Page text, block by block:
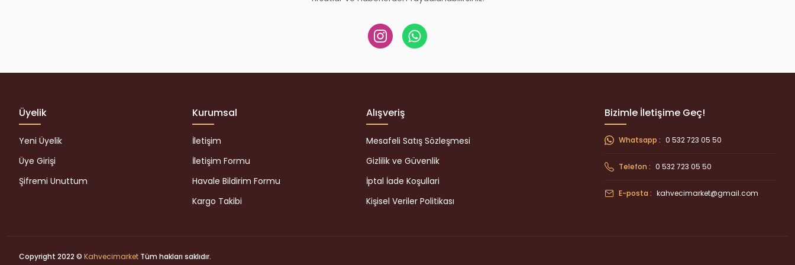
Üyelik
Yeni Üyelik
Üye Girişi
Şifremi Unuttum
Kurumsal
İletişim
İletişim Formu
Havale Bildirim Formu
Kargo Takibi
Alışveriş
Mesafeli Satış Sözleşmesi
Gizlilik ve Güvenlik
İptal İade Koşullari
Kişisel Veriler Politikası
Bizimle İletişime Geç!
Whatsapp : 0 532 723 05 50
Telefon : 0 532 723 05 50
E-posta : kahvecimarket@gmail.com
Copyright 2022 © Kahvecimarket Tüm hakları saklıdır.